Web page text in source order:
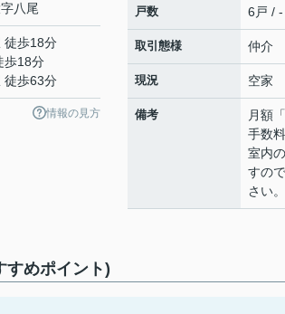
八尾
徒歩18分
歩18分
徒歩63分
情報の見方
戸数 6戸 / -
取引態様 仲介
現況 空家
備考
月額
手数
室内
すの
さい。
めポイント)